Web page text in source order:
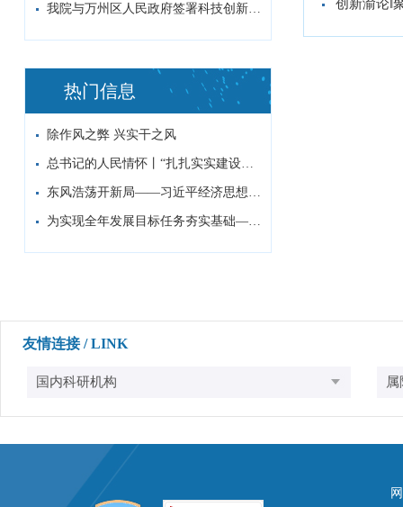
我院与万州区人民政府签署科技创新战略合作...
热门信息
除作风之弊 兴实干之风
总书记的人民情怀丨“扎扎实实建设现代化产...
东风浩荡开新局——习近平经济思想指引中国...
为实现全年发展目标任务夯实基础——习近平...
创新渝论‖
友情连接 / LINK